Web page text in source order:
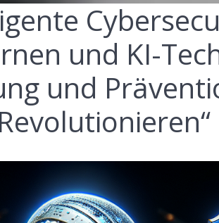
und KI-
und